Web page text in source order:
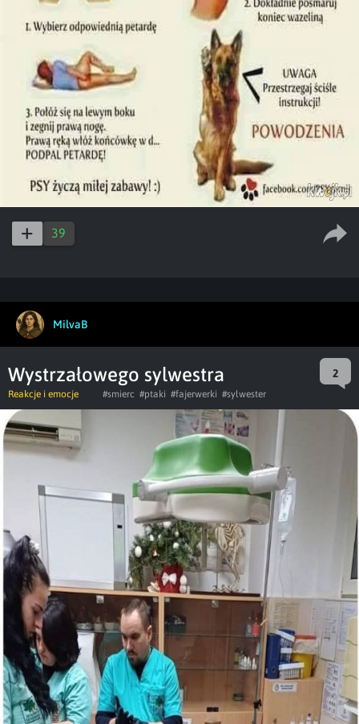
39
MilvaB
Wystrzałowego sylwestra 2
Reakcje i emocje #smierc #ptaki #fajerwerki #sylwester